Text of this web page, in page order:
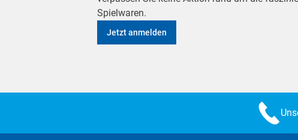
Spielwaren.
Jetzt anmelden